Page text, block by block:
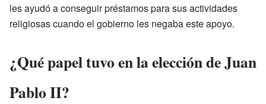
les ayudó a conseguir préstamos para sus actividades
religiosas cuando el gobierno les negaba este apoyo.
¿Qué papel tuvo en la elección de Juan
Pablo II?